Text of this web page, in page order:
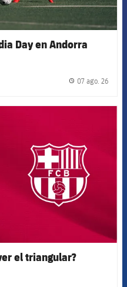
Day en Andorra
07 ago. 26
el triangular?